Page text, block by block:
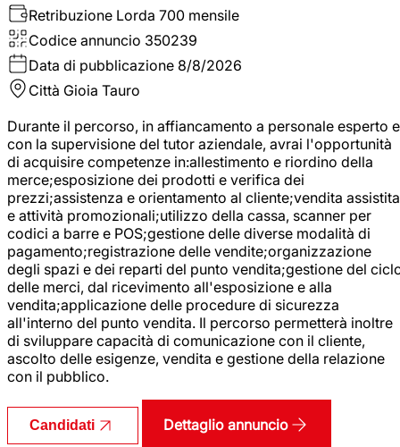
Retribuzione Lorda 700 mensile
Codice annuncio 350239
Data di pubblicazione 8/8/2026
Città Gioia Tauro
Durante il percorso, in affiancamento a personale esperto e
con la supervisione del tutor aziendale, avrai l'opportunità
di acquisire competenze in:allestimento e riordino della
merce;esposizione dei prodotti e verifica dei
prezzi;assistenza e orientamento al cliente;vendita assistita
e attività promozionali;utilizzo della cassa, scanner per
codici a barre e POS;gestione delle diverse modalità di
pagamento;registrazione delle vendite;organizzazione
degli spazi e dei reparti del punto vendita;gestione del
delle merci, dal ricevimento all'esposizione e alla
vendita;applicazione delle procedure di sicurezza
all'interno del punto vendita. Il percorso permetterà inoltre
di sviluppare capacità di comunicazione con il cliente,
ascolto delle esigenze, vendita e gestione della relazione
con il pubblico.
Candidati Dettaglio annuncio